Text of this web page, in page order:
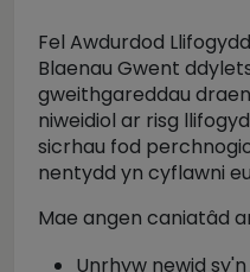
Fel Awdurdod
Blaenau Gwent
gweithgareddau
niweidiol ar risg
sicrhau fod
nentydd yn cyflawni
Mae angen caniatâd
Unrhyw newid